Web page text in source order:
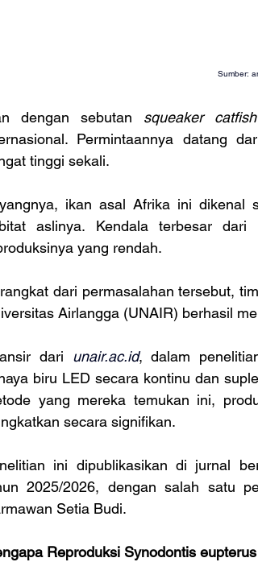
Sumber:
dengan sebutan squeaker
Permintaannya datang
tinggi sekali.
ikan asal Afrika ini dikenal
aslinya. Kendala terbesar
yang rendah.
dari permasalahan tersebut,
Airlangga (UNAIR) berhasil
dari unair.ac.id, dalam
biru LED secara kontinu dan
yang mereka temukan ini,
secara signifikan.
ini dipublikasikan di jurnal
2025/2026, dengan salah satu
Setia Budi.
Reproduksi Synodontis